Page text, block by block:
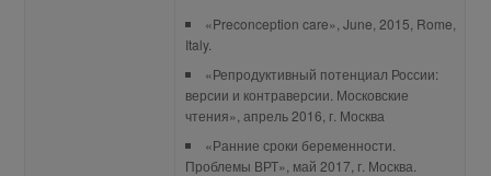
«Preconception care», June, 2015, Rome,
Italy.
«Репродуктивный потенциал России:
версии и контраверсии. Московские
чтения», апрель 2016, г. Москва
«Ранние сроки беременности.
Проблемы ВРТ», май 2017, г. Москва.